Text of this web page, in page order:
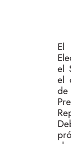
el
el
de